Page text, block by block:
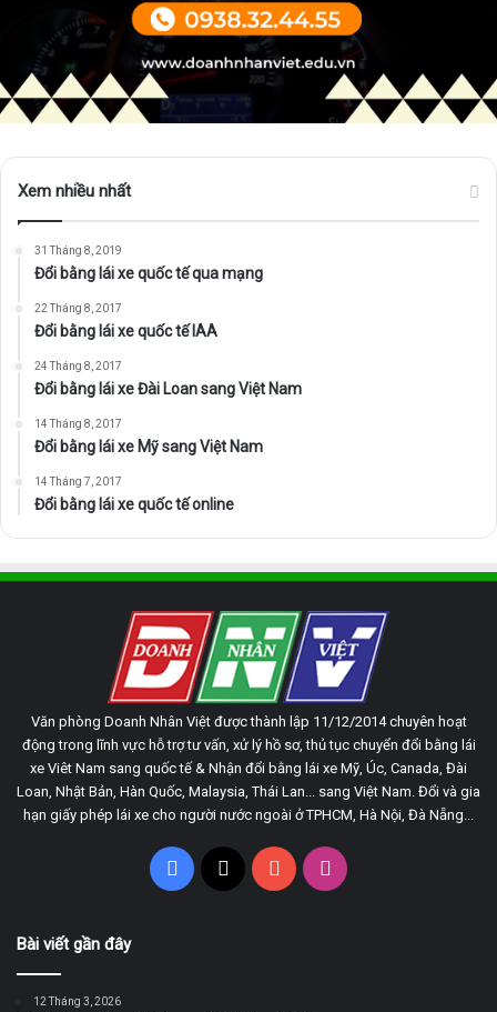
Xem nhiều nhất
31 Tháng 8, 2019
Đổi bằng lái xe quốc tế qua mạng
22 Tháng 8, 2017
Đổi bằng lái xe quốc tế IAA
24 Tháng 8, 2017
Đổi bằng lái xe Đài Loan sang Việt Nam
14 Tháng 8, 2017
Đổi bằng lái xe Mỹ sang Việt Nam
14 Tháng 7, 2017
Đổi bằng lái xe quốc tế online
Văn phòng Doanh Nhân Việt được thành lập 11/12/2014 chuyên hoạt
động trong lĩnh vực hỗ trợ tư vấn, xử lý hồ sơ, thủ tục chuyển đổi bằng lái
xe Viêt Nam sang quốc tế & Nhận đổi bằng lái xe Mỹ, Úc, Canada, Đài
Loan, Nhật Bản, Hàn Quốc, Malaysia, Thái Lan... sang Việt Nam. Đổi và gia
hạn giấy phép lái xe cho người nước ngoài ở TPHCM, Hà Nội, Đà Nẵng...
Facebook YouTubeInstagram
Bài viết gần đây
12 Tháng 3, 2026